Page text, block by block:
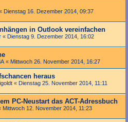
Dienstag 16. Dezember 2014, 09:37
in Outlook vereinfachen
« Dienstag 9. Dezember 2014, 16:02
« Mittwoch 26. November 2014, 16:27
heraus
« Dienstag 25. November 2014, 11:11
PC-Neustart das ACT-Adressbuch
Mittwoch 12. November 2014, 11:23